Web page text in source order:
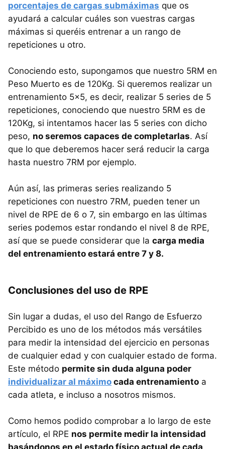
porcentajes de cargas submáximas que os
ayudará a calcular cuáles son vuestras cargas
máximas si queréis entrenar a un rango de
repeticiones u otro.
Conociendo esto, supongamos que nuestro 5RM en
Peso Muerto es de 120Kg. Si queremos realizar un
entrenamiento 5x5, es decir, realizar 5 series de 5
repeticiones, conociendo que nuestro 5RM es de
120Kg, si intentamos hacer las 5 series con dicho
peso, no seremos capaces de completarlas. Así
que lo que deberemos hacer será reducir la carga
hasta nuestro 7RM por ejemplo.
Aún así, las primeras series realizando 5
repeticiones con nuestro 7RM, pueden tener un
nivel de RPE de 6 o 7, sin embargo en las últimas
series podemos estar rondando el nivel 8 de RPE,
así que se puede considerar que la carga media
del entrenamiento estará entre 7 y 8.
Conclusiones del uso de RPE
Sin lugar a dudas, el uso del Rango de Esfuerzo
Percibido es uno de los métodos más versátiles
para medir la intensidad del ejercicio en personas
de cualquier edad y con cualquier estado de forma.
Este método permite sin duda alguna poder
individualizar al máximo cada entrenamiento a
cada atleta, e incluso a nosotros mismos.
Como hemos podido comprobar a lo largo de este
artículo, el RPE nos permite medir la intensidad